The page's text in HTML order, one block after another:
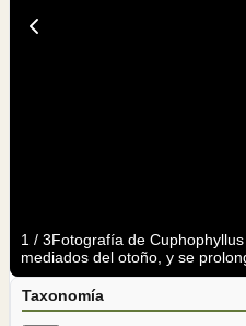
1 / 3Fotografía de
mediados del otoño, y se
Taxonomía